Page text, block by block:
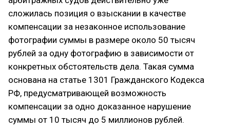
сложилась позиция о взыскании в качестве
компенсации за незаконное использование
фотографии суммы в размере около 50 тысяч
рублей за одну фотографию в зависимости от
конкретных обстоятельств дела. Такая сумма
основана на статье 1301 Гражданского Кодекса
РФ, предусматривающей возможность
компенсации за одно доказанное нарушение
суммы от 10 тысяч до 5 миллионов рублей.